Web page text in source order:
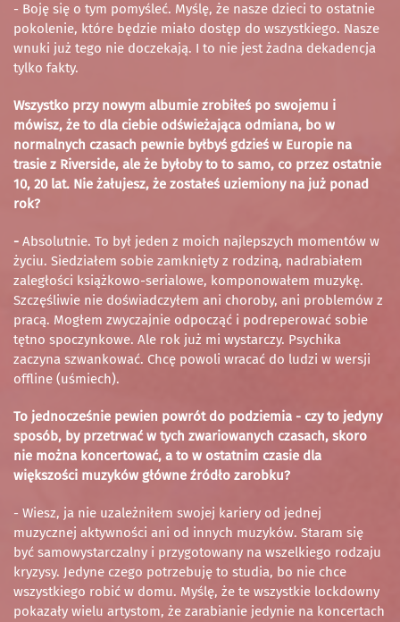
- Boję się o tym pomyśleć. Myślę, że nasze dzieci to ostatnie
pokolenie, które będzie miało dostęp do wszystkiego. Nasze
wnuki już tego nie doczekają. I to nie jest żadna dekadencja
tylko fakty.
Wszystko przy nowym albumie zrobiłeś po swojemu i
mówisz, że to dla ciebie odświeżająca odmiana, bo w
normalnych czasach pewnie byłbyś gdzieś w Europie na
trasie z Riverside, ale że byłoby to to samo, co przez ostatnie
10, 20 lat. Nie żałujesz, że zostałeś uziemiony na już ponad
rok?
- Absolutnie. To był jeden z moich najlepszych momentów w
życiu. Siedziałem sobie zamknięty z rodziną, nadrabiałem
zaległości książkowo-serialowe, komponowałem muzykę.
Szczęśliwie nie doświadczyłem ani choroby, ani problemów z
pracą. Mogłem zwyczajnie odpocząć i podreperować sobie
tętno spoczynkowe. Ale rok już mi wystarczy. Psychika
zaczyna szwankować. Chcę powoli wracać do ludzi w wersji
offline (uśmiech).
To jednocześnie pewien powrót do podziemia - czy to jedyny
sposób, by przetrwać w tych zwariowanych czasach, skoro
nie można koncertować, a to w ostatnim czasie dla
większości muzyków główne źródło zarobku?
- Wiesz, ja nie uzależniłem swojej kariery od jednej
muzycznej aktywności ani od innych muzyków. Staram się
być samowystarczalny i przygotowany na wszelkiego rodzaju
kryzysy. Jedyne czego potrzebuję to studia, bo nie chce
wszystkiego robić w domu. Myślę, że te wszystkie lockdowny
pokazały wielu artystom, że zarabianie jedynie na koncertach